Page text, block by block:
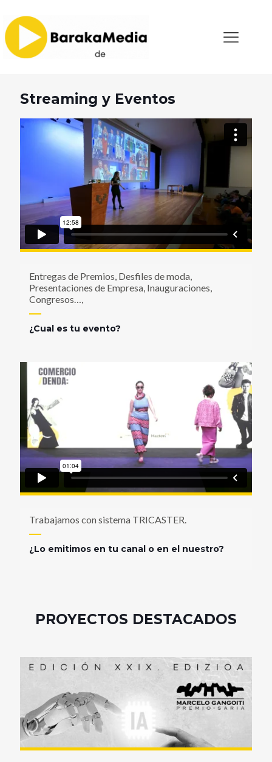
Streaming y Eventos
Entregas de Premios, Desfiles de moda,
Presentaciones de Empresa, Inauguraciones,
Congresos…,
¿Cual es tu evento?
Trabajamos con sistema TRICASTER.
¿Lo emitimos en tu canal o en el nuestro?
PROYECTOS DESTACADOS
Premio Marcelo Gangoiti Saria
2026 (Resumen)